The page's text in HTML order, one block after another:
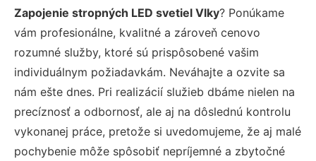
Zapojenie stropných LED svetiel Vlky? Ponúkame
vám profesionálne, kvalitné a zároveň cenovo
rozumné služby, ktoré sú prispôsobené vašim
individuálnym požiadavkám. Neváhajte a ozvite sa
nám ešte dnes. Pri realizácií služieb dbáme nielen na
precíznosť a odbornosť, ale aj na dôslednú kontrolu
vykonanej práce, pretože si uvedomujeme, že aj malé
pochybenie môže spôsobiť nepríjemné a zbytočné